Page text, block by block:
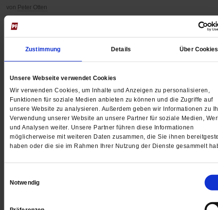
Zustimmung Details Über Cookies
Unsere Webseite verwendet Cookies
Wir verwenden Cookies, um Inhalte und Anzeigen zu personalisieren,
Funktionen für soziale Medien anbieten zu können und die Zugriffe auf
unsere Website zu analysieren. Außerdem geben wir Informationen zu
Verwendung unserer Website an unsere Partner für soziale Medien,
und Analysen weiter. Unsere Partner führen diese Informationen
möglicherweise mit weiteren Daten zusammen, die Sie ihnen
haben oder die sie im Rahmen Ihrer Nutzung der Dienste gesammelt
Notwendig
von Peter Otten
Kolumne von Nora Gomringer